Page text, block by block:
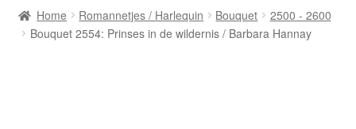
Afrekenen
Home Romannetjes / Harlequin Bouquet
2500 - 2600
Bouquet 2554: Prinses in de wildernis / Barbara Hannay